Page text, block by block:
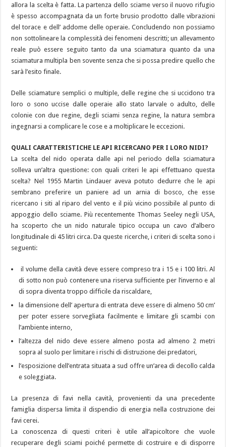
allora la scelta è fatta. La partenza dello sciame verso il nuovo rifugio
è spesso accompagnata da un forte brusio prodotto dalle vibrazioni
del torace e dell’ addome delle operaie. Concludendo non possiamo
non sottolineare la complessità dei fenomeni descritti; un allevamento
reale può essere seguito tanto da una sciamatura quanto da una
sciamatura multipla ben sovente senza che si possa predire quello che
sarà l’esito finale.
Delle sciamature semplici o multiple, delle regine che si uccidono tra
loro o sono uccise dalle operaie allo stato larvale o adulto, delle
colonie con due regine, degli sciami senza regine, la natura sembra
ingegnarsi a complicare le cose e a moltiplicare le eccezioni.
QUALI CARATTERISTICHE LE API RICERCANO PER I LORO NIDI?
La scelta del nido operata dalle api nel periodo della sciamatura
solleva un’altra questione: con quali criteri le api effettuano questa
scelta? Nel 1955 Martin Lindauer aveva potuto dedurre che le api
sembrano preferire un paniere ad un arnia di bosco, che esse
ricercano i siti al riparo del vento e il più vicino possibile al punto di
appoggio dello sciame. Più recentemente Thomas Seeley negli USA,
ha scoperto che un nido naturale tipico occupa un cavo d’albero
longitudinale di 45 litri circa. Da queste ricerche, i criteri di scelta sono i
seguenti:
il volume della cavità deve essere compreso tra i 15 e i 100 litri. Al
di sotto non può contenere una riserva sufficiente per l’inverno e al
di sopra diventa troppo difficile da riscaldare,
la dimensione dell’ apertura di entrata deve essere di almeno 50 cm’
per poter essere sorvegliata facilmente e limitare gli scambi con
l’ambiente interno,
l’altezza del nido deve essere almeno posta ad almeno 2 metri
sopra al suolo per limitare i rischi di distruzione dei predatori,
l’esposizione dell’entrata situata a sud offre un’area di decollo calda
e soleggiata.
La presenza di favi nella cavità, provenienti da una precedente
famiglia dispersa limita il dispendio di energia nella costruzione dei
favi cerei.
La conoscenza di questi criteri è utile all’apicoltore che vuole
recuperare degli sciami poiché permette di costruire e di disporre